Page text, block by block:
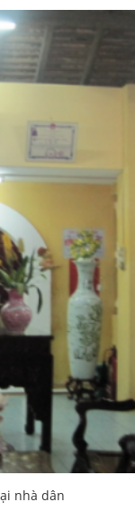
nhà dân